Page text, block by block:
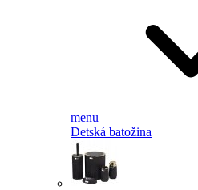
menu
Detská batožina